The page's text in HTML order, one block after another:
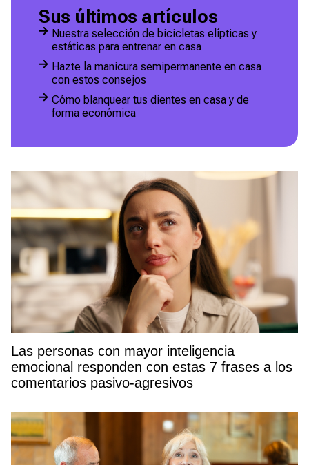
Sus últimos artículos
Nuestra selección de bicicletas elípticas y
estáticas para entrenar en casa
Hazte la manicura semipermanente en casa
con estos consejos
Cómo blanquear tus dientes en casa y de
forma económica
Las personas con mayor inteligencia
emocional responden con estas 7 frases a los
comentarios pasivo-agresivos